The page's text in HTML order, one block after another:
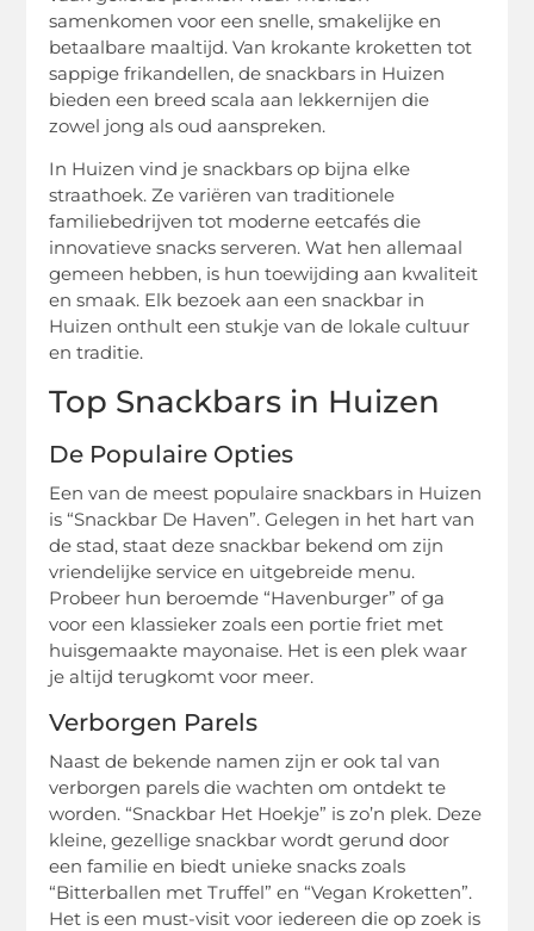
samenkomen voor een snelle, smakelijke en
betaalbare maaltijd. Van krokante kroketten tot
sappige frikandellen, de snackbars in Huizen
bieden een breed scala aan lekkernijen die
zowel jong als oud aanspreken.
In Huizen vind je snackbars op bijna elke
straathoek. Ze variëren van traditionele
familiebedrijven tot moderne eetcafés die
innovatieve snacks serveren. Wat hen allemaal
gemeen hebben, is hun toewijding aan kwaliteit
en smaak. Elk bezoek aan een snackbar in
Huizen onthult een stukje van de lokale cultuur
en traditie.
Top Snackbars in Huizen
De Populaire Opties
Een van de meest populaire snackbars in Huizen
is “Snackbar De Haven”. Gelegen in het hart van
de stad, staat deze snackbar bekend om zijn
vriendelijke service en uitgebreide menu.
Probeer hun beroemde “Havenburger” of ga
voor een klassieker zoals een portie friet met
huisgemaakte mayonaise. Het is een plek waar
je altijd terugkomt voor meer.
Verborgen Parels
Naast de bekende namen zijn er ook tal van
verborgen parels die wachten om ontdekt te
worden. “Snackbar Het Hoekje” is zo’n plek. Deze
kleine, gezellige snackbar wordt gerund door
een familie en biedt unieke snacks zoals
“Bitterballen met Truffel” en “Vegan Kroketten”.
Het is een must-visit voor iedereen die op zoek is